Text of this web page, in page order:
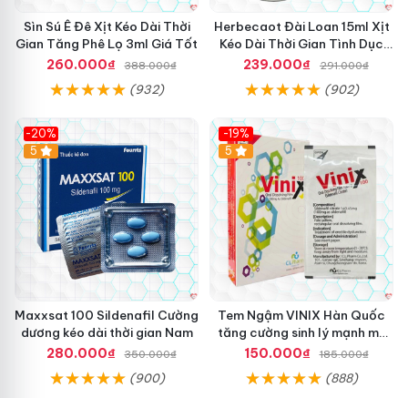
Sìn Sú Ê Đê Xịt Kéo Dài Thời
Gian Tăng Phê Lọ 3ml Giá Tốt
260.000₫
388.000₫
(932)
Herbecaot Đài Loan 15ml Xịt
Kéo Dài Thời Gian Tình Dục
Hiệu Quả
239.000₫ 291.000₫
(902)
-20%
5
Maxxsat 100 Sildenafil Cường
dương kéo dài thời gian Nam
280.000₫
350.000₫
(900)
-19%
5
Tem Ngậm VINIX Hàn Quốc
tăng cường sinh lý mạnh mẽ
hiệu quả
150.000₫ 185.000₫
(888)